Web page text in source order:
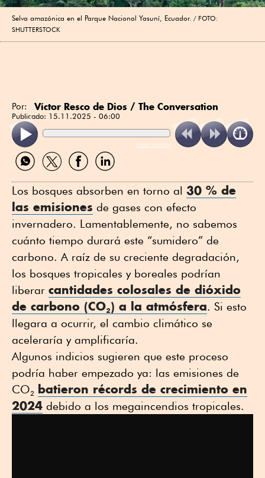
Selva amazónica en el Parque Nacional Yasuní, Ecuador.
FOTO:
SHUTTERSTOCK
Por: Víctor Resco de Dios / The Conversation
Publicado: 15.11.2025 - 06:00
ReadSpeaker
Compartir
por
Compartir
por
Compartir
por
Compartir
por
Los bosques absorben en torno al 30 % de
las emisiones de gases con efecto
invernadero. Lamentablemente, no sabemos
cuánto tiempo durará este “sumidero” de
carbono. A raíz de su creciente degradación,
los bosques tropicales y boreales podrían
liberar cantidades colosales de dióxido
de carbono (CO₂) a la atmósfera. Si esto
llegara a ocurrir, el cambio climático se
aceleraría y amplificaría.
Algunos indicios sugieren que este proceso
podría haber empezado ya: las emisiones de
CO₂ batieron récords de crecimiento en
2024 debido a los megaincendios tropicales.